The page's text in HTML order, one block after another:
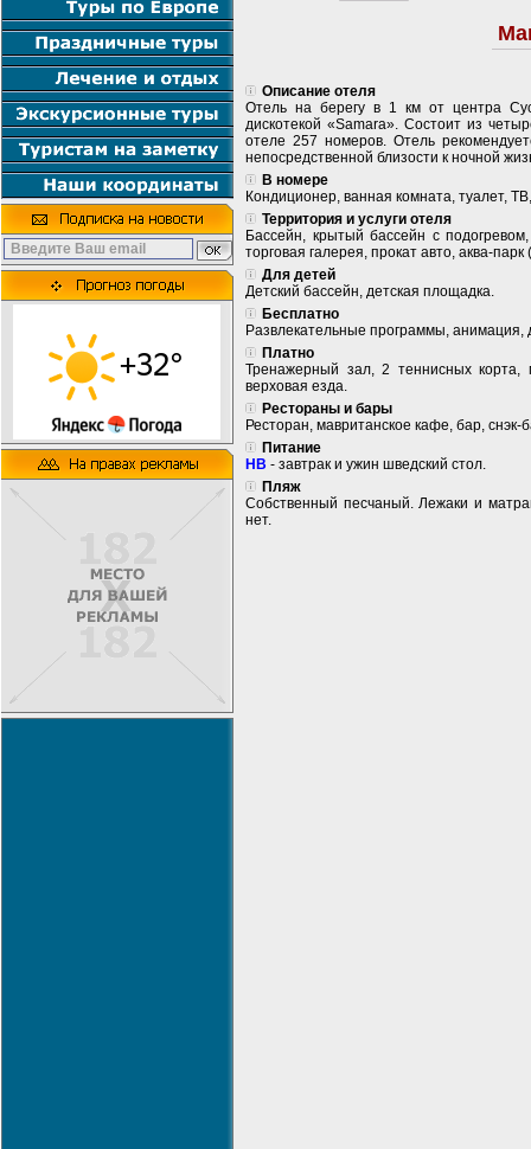
Описание отеля
Отель на берегу в 1 км от центра
дискотекой «Samara». Состоит из
отеле 257 номеров. Отель
непосредственной близости к ночной
В номере
Кондиционер, ванная комната, туалет,
Территория и услуги отеля
Бассейн, крытый бассейн с
торговая галерея, прокат авто, аква-парк
Для детей
Детский бассейн, детская площадка.
Бесплатно
Развлекательные программы, анимация,
Платно
Тренажерный зал, 2 теннисных
верховая езда.
Рестораны и бары
Ресторан, мавританское кафе, бар,
Питание
HB - завтрак и ужин шведский стол.
Пляж
Собственный песчаный. Лежаки и
нет.